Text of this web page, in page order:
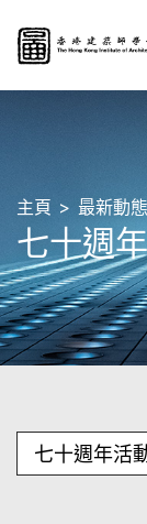
主頁 最新動態
七十週